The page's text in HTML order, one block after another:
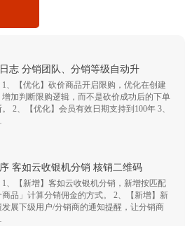
志 分销团队、分销等级自动升
1、【优化】砍价商品开启限购，优化在创建
加判断限购逻辑，而不是砍价成功后的下单
2、【优化】会员有效日期支持到100年 3、
客如云收银机分销 核销二维码
1、【新增】客如云收银机分销，新增按匹配
品」计算分销佣金的方式。 2、【新增】新
展下级用户/分销商的通知提醒，让分销商